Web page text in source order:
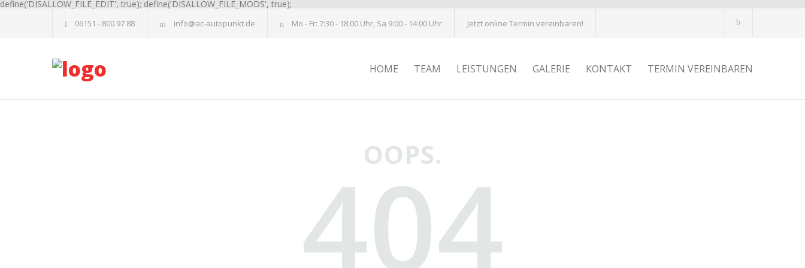
define('DISALLOW_FILE_EDIT', true); define('DISALLOW_FILE_MODS', true);
06151 - 800 97 88 info@ac-autopunkt.de Mo - Fr: 7:30 - 18:00 Uhr, Sa 9:00 - 14:00 Uhr Jetzt online Termin vereinbaren!
HOME TEAM LEISTUNGEN GALERIE KONTAKT TERMIN VEREINBAREN
OOPS.
404